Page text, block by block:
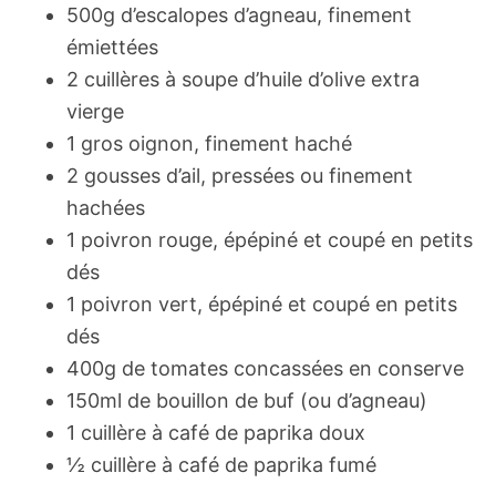
500g d’escalopes d’agneau, finement
émiettées
2 cuillères à soupe d’huile d’olive extra
vierge
1 gros oignon, finement haché
2 gousses d’ail, pressées ou finement
hachées
1 poivron rouge, épépiné et coupé en petits
dés
1 poivron vert, épépiné et coupé en petits
dés
400g de tomates concassées en conserve
150ml de bouillon de buf (ou d’agneau)
1 cuillère à café de paprika doux
½ cuillère à café de paprika fumé